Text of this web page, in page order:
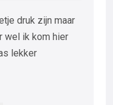
druk zijn maar
wel ik kom hier
lekker